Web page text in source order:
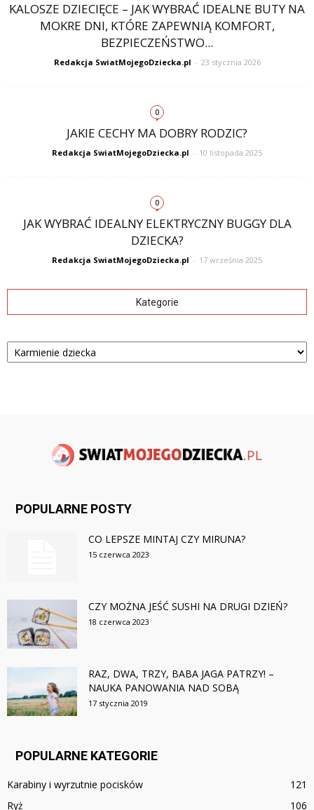
KALOSZE DZIECIĘCE – JAK WYBRAĆ IDEALNE BUTY NA
MOKRE DNI, KTÓRE ZAPEWNIĄ KOMFORT,
BEZPIECZEŃSTWO...
Redakcja SwiatMojegoDziecka.pl - 23 stycznia 2026
0
JAKIE CECHY MA DOBRY RODZIC?
Redakcja SwiatMojegoDziecka.pl - 10 listopada 2025
0
JAK WYBRAĆ IDEALNY ELEKTRYCZNY BUGGY DLA
DZIECKA?
Redakcja SwiatMojegoDziecka.pl - 17 września 2025
Kategorie
Kategorie
POPULARNE POSTY
CO LEPSZE MINTAJ CZY MIRUNA?
15 czerwca 2023
CZY MOŻNA JEŚĆ SUSHI NA DRUGI DZIEŃ?
18 czerwca 2023
RAZ, DWA, TRZY, BABA JAGA PATRZY! –
NAUKA PANOWANIA NAD SOBĄ
17 stycznia 2019
POPULARNE KATEGORIE
Karabiny i wyrzutnie pocisków
121
Ryż
106